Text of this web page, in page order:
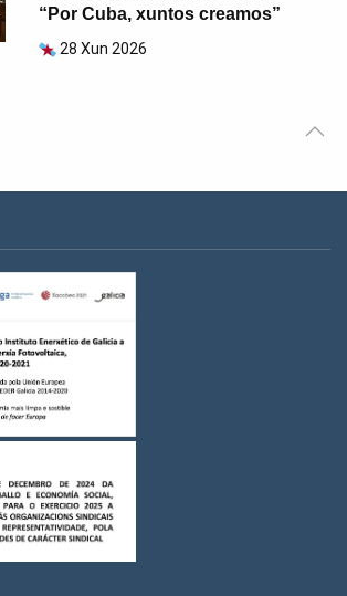
“Por Cuba, xuntos creamos”
28 Xun 2026